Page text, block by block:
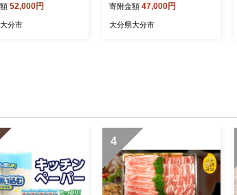
メンズ レディース
ト チョコ T02060-
52,000円
分市
ース T02035
寄附金額 47,000円
大分県大分市
4